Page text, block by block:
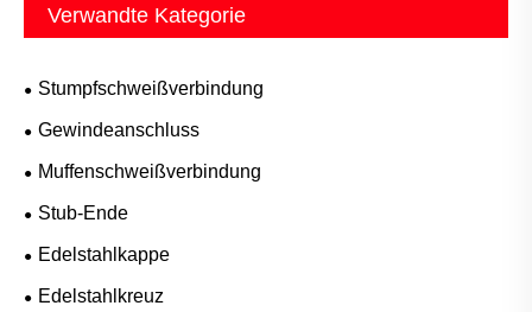
Verwandte Kategorie
Stumpfschweißverbindung
Gewindeanschluss
Muffenschweißverbindung
Stub-Ende
Edelstahlkappe
Edelstahlkreuz